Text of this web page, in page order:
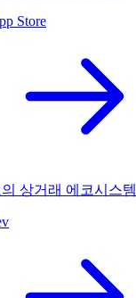
Store
상거래 에코시스템